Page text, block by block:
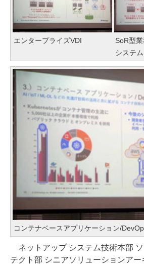
エンタープライズVDI
SoR型
システム
コンテナベースアプリケーション/
ネットアップ システム技術本部
テクト部 シニアソリューションア